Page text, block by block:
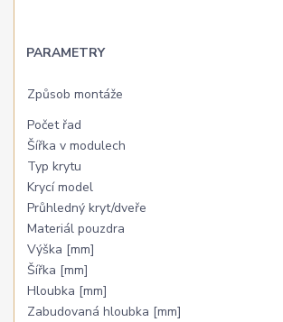
PARAMETRY
Způsob montáže
Počet řad
Šířka v modulech
Typ krytu
Krycí model
Průhledný kryt/dveře
Materiál pouzdra
Výška [mm]
Šířka [mm]
Hloubka [mm]
Zabudovaná hloubka [mm]